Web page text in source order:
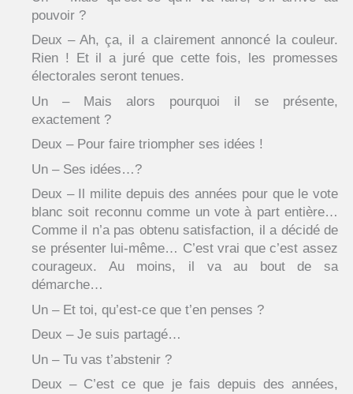
pouvoir ?
Deux – Ah, ça, il a clairement annoncé la couleur.
Rien ! Et il a juré que cette fois, les promesses
électorales seront tenues.
Un – Mais alors pourquoi il se présente,
exactement ?
Deux – Pour faire triompher ses idées !
Un – Ses idées…?
Deux – Il milite depuis des années pour que le vote
blanc soit reconnu comme un vote à part entière…
Comme il n’a pas obtenu satisfaction, il a décidé de
se présenter lui-même… C’est vrai que c’est assez
courageux. Au moins, il va au bout de sa
démarche…
Un – Et toi, qu’est-ce que t’en penses ?
Deux – Je suis partagé…
Un – Tu vas t’abstenir ?
Deux – C’est ce que je fais depuis des années,